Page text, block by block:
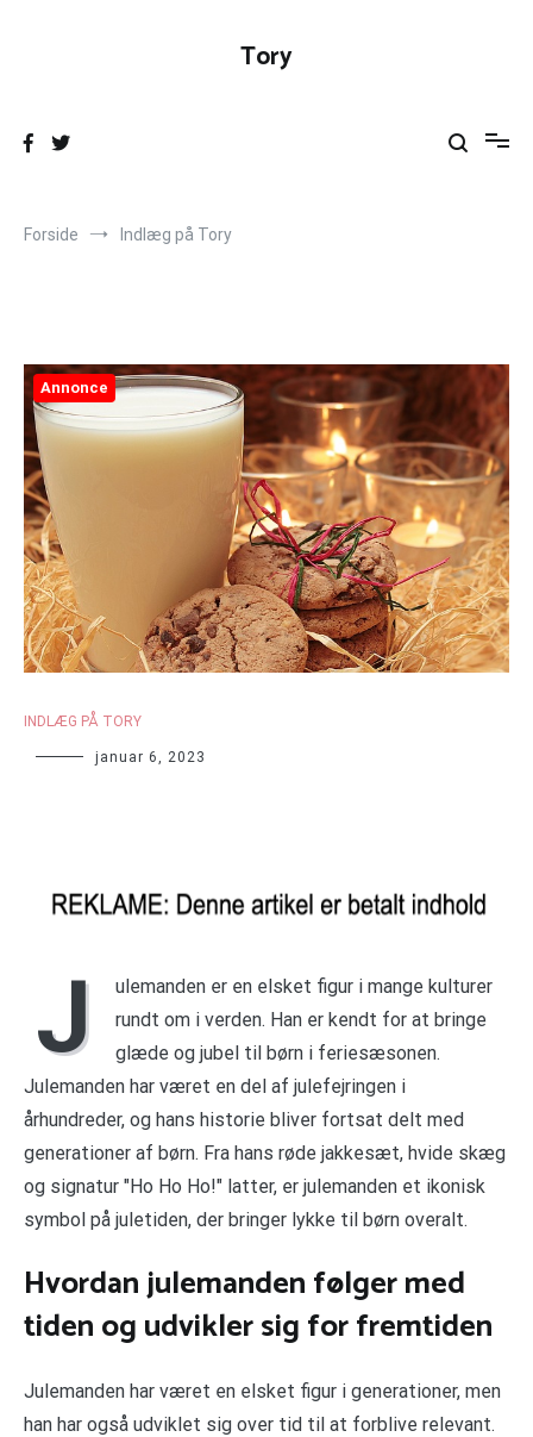
Tory
Forside Indlæg på Tory
Annonce
INDLÆG PÅ TORY
januar 6, 2023
J
ulemanden er en elsket figur i mange kulturer
rundt om i verden. Han er kendt for at bringe
glæde og jubel til børn i feriesæsonen.
Julemanden har været en del af julefejringen i
århundreder, og hans historie bliver fortsat delt med
generationer af børn. Fra hans røde jakkesæt, hvide skæg
og signatur "Ho Ho Ho!" latter, er julemanden et ikonisk
symbol på juletiden, der bringer lykke til børn overalt.
Hvordan julemanden følger med
tiden og udvikler sig for fremtiden
Julemanden har været en elsket figur i generationer, men
han har også udviklet sig over tid til at forblive relevant.